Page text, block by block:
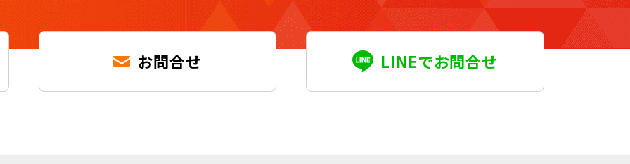
お問合せ LINEでお問合せ